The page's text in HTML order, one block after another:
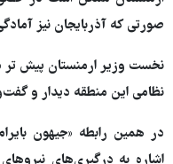
صورتی که آذربایجان نیز
نخست وزیر ارمنستان پیش تر
نظامی این منطقه دیدار و
در همین رابطه «جیهون